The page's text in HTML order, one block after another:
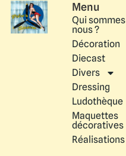
Menu
Qui sommes
nous ?
Décoration
Diecast
Divers
Dressing
Ludothèque
Maquettes
décoratives
Réalisations